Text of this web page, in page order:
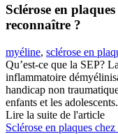
Sclérose en
reconnaître ?
myéline, sclérose en
Qu’est-ce que la SEP?
inflammatoire
handicap non
enfants et les
Lire la suite de l'article
Sclérose en plaques